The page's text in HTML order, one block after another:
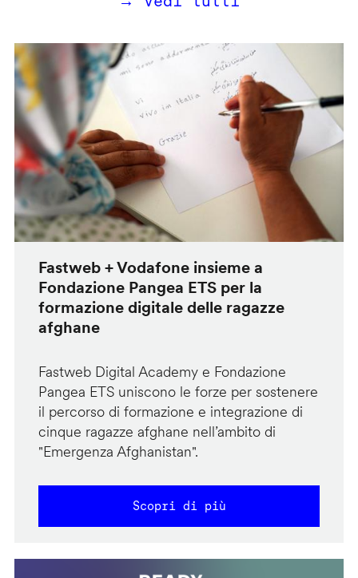
Fastweb + Vodafone insieme a
Fondazione Pangea ETS per la
formazione digitale delle ragazze
afghane
Fastweb Digital Academy e Fondazione
Pangea ETS uniscono le forze per sostenere
il percorso di formazione e integrazione di
cinque ragazze afghane nell’ambito di
"Emergenza Afghanistan".
Scopri di più